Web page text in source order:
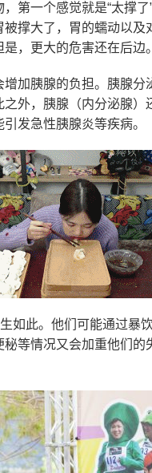
第一个感觉就是“太撑
撑大了，胃的蠕动以
，更大的危害还在后边。
加胰腺的负担。胰腺
外，胰腺（内分泌腺
发急性胰腺炎等疾病。
如此。他们可能通过暴
等情况又会加重他们的